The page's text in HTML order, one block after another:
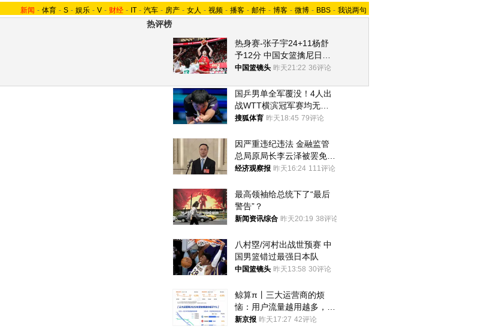
新闻 - 体育 - S - 娱乐 - V - 财经 - IT - 汽车 - 房产 - 女人 - 视频 - 播客 - 邮件 - 博客 - 微博 - BBS - 我说两句
热评榜
热身赛-张子宇24+11杨舒
予12分 中国女篮擒尼日利
亚
中国篮镜头 昨天21:22 36评论
国乒男单全军覆没！4人出
战WTT横滨冠军赛均无缘
八强
搜狐体育 昨天18:45 79评论
因严重违纪违法 金融监管
总局原局长李云泽被罢免全
国人大代表
经济观察报 昨天16:24 111评论
最高领袖给总统下了“最后
警告”？
新闻资讯综合 昨天20:19 38评论
八村塁/河村出战世预赛 中
国男篮错过最强日本队
中国篮镜头 昨天13:58 30评论
鲸算π丨三大运营商的烦
恼：用户流量越用越多，收
入却越来越少
新京报 昨天17:27 42评论